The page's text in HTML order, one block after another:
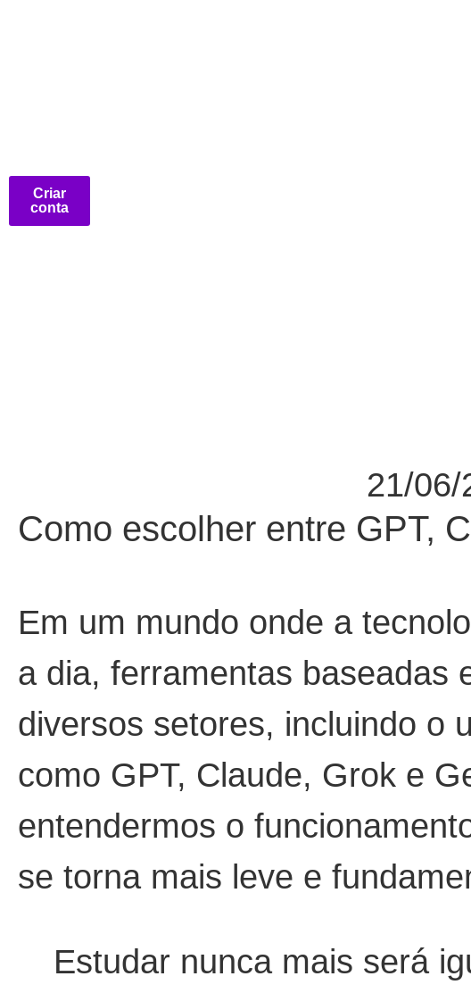
Criar
conta
21/06/
Como escolher entre GPT,
Em um mundo onde a
a dia, ferramentas baseadas
diversos setores, incluindo o
como GPT, Claude, Grok e
entendermos o
se torna mais leve e
Estudar nunca mais será